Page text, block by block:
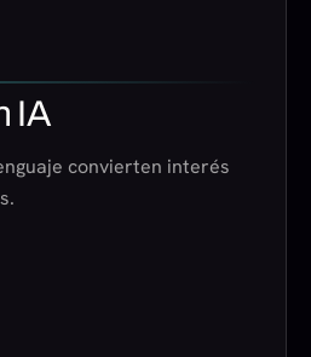
IA
convierten interés